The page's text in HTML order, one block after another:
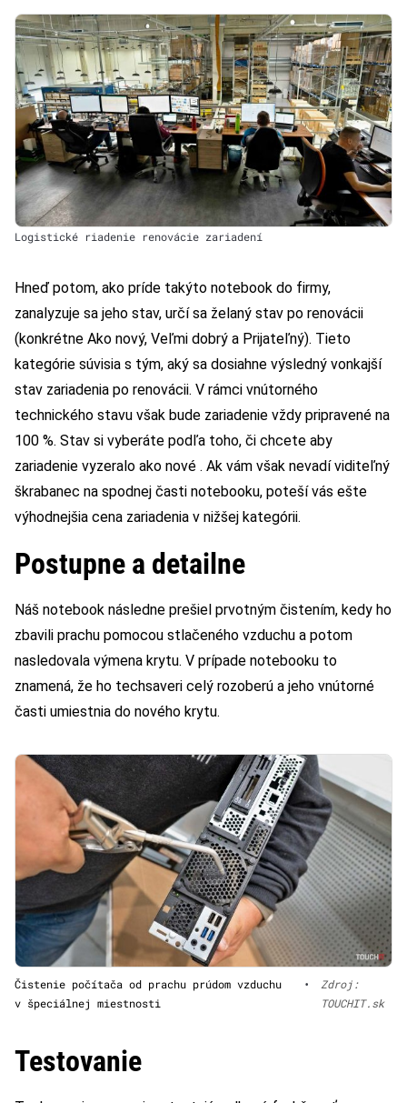
Logistické riadenie renovácie zariadení
Hneď potom, ako príde takýto notebook do firmy,
zanalyzuje sa jeho stav, určí sa želaný stav po renovácii
(konkrétne Ako nový, Veľmi dobrý a Prijateľný). Tieto
kategórie súvisia s tým, aký sa dosiahne výsledný vonkajší
stav zariadenia po renovácii. V rámci vnútorného
technického stavu však bude zariadenie vždy pripravené na
100 %. Stav si vyberáte podľa toho, či chcete aby
zariadenie vyzeralo ako nové . Ak vám však nevadí viditeľný
škrabanec na spodnej časti notebooku, poteší vás ešte
výhodnejšia cena zariadenia v nižšej kategórii.
Postupne a detailne
Náš notebook následne prešiel prvotným čistením, kedy ho
zbavili prachu pomocou stlačeného vzduchu a potom
nasledovala výmena krytu. V prípade notebooku to
znamená, že ho techsaveri celý rozoberú a jeho vnútorné
časti umiestnia do nového krytu.
Čistenie počítača od prachu prúdom vzduchu
v špeciálnej miestnosti
•
Zdroj:
TOUCHIT.sk
Testovanie